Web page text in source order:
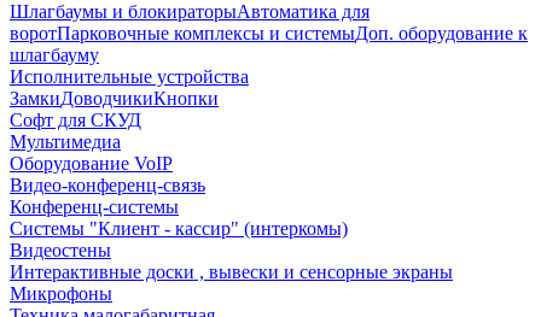
Шлагбаумы и блокираторыАвтоматика для
воротПарковочные комплексы и системыДоп. оборудование к
шлагбауму
Исполнительные устройства
ЗамкиДоводчикиКнопки
Софт для СКУД
Мультимедиа
Оборудование VoIP
Видео-конференц-связь
Конференц-системы
Системы "Клиент - кассир" (интеркомы)
Видеостены
Интерактивные доски , вывески и сенсорные экраны
Микрофоны